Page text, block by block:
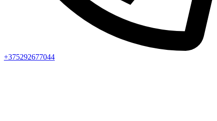
+375292677044